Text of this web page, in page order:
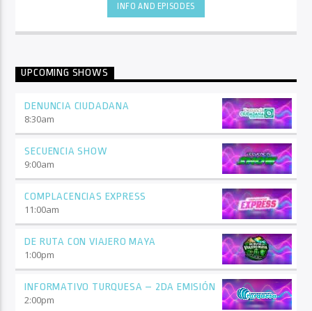
INFO AND EPISODES
UPCOMING SHOWS
DENUNCIA CIUDADANA
8:30am
SECUENCIA SHOW
9:00am
COMPLACENCIAS EXPRESS
11:00am
DE RUTA CON VIAJERO MAYA
1:00pm
INFORMATIVO TURQUESA – 2DA EMISIÓN
2:00pm